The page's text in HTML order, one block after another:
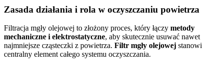
Zasada działania i rola w oczyszczaniu powietrza
Filtracja mgły olejowej to złożony proces, który łączy metody
mechaniczne i elektrostatyczne, aby skutecznie usuwać nawet
najmniejsze cząsteczki z powietrza. Filtr mgły olejowej stanowi
centralny element całego systemu oczyszczania.